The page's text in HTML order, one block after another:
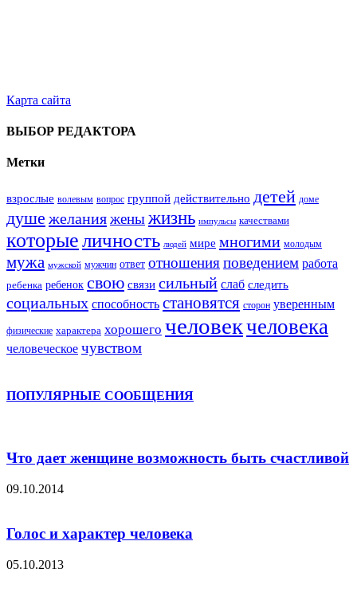
Карта сайта
ВЫБОР РЕДАКТОРА
Метки
взрослые волевым вопрос группой действительно детей доме
душе желанияженыжизнь импульсы качествами
которыеличность людей мире многими молодым
мужа мужской мужчин ответ отношения поведением работа
ребенка ребенок свою связи сильный слаб следить
социальных способность становятся сторон уверенным
физические характера хорошего человекчеловека
человеческое чувством
ПОПУЛЯРНЫЕ СООБЩЕНИЯ
Что дает женщине возможность быть счастливой
09.10.2014
Голос и характер человека
05.10.2013